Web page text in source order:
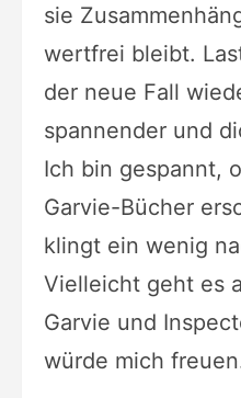
sie
wertfrei bleibt.
der neue Fall
spannender und
Ich bin gespannt,
Garvie-Bücher
klingt ein wenig
Vielleicht geht es
Garvie und
würde mich